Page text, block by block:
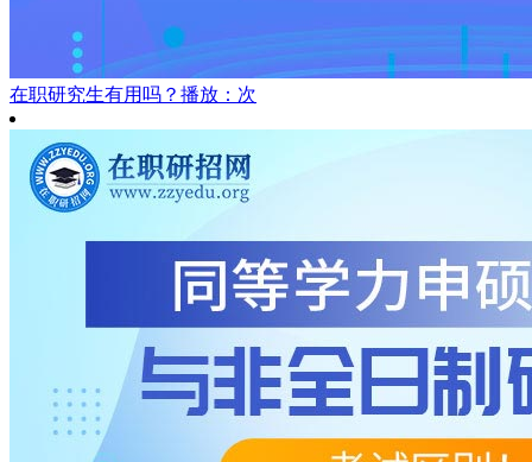
在职研究生有用吗？ 播放：次